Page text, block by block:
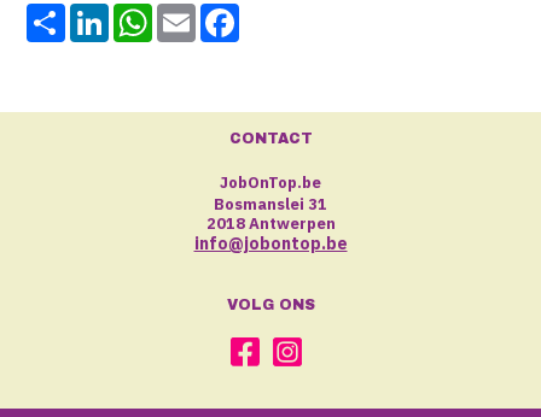
Share LinkedInWhatsApp
Email
CONTACT
JobOnTop.be
Bosmanslei 31
2018 Antwerpen
info@jobontop.be
VOLG ONS